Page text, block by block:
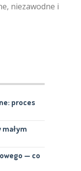
niezawodne i
proces
małym
— co